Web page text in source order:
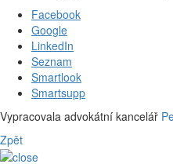
Facebook
Google
LinkedIn
Seznam
Smartlook
Smartsupp
Vypracovala advokátní kancelář
Zpět